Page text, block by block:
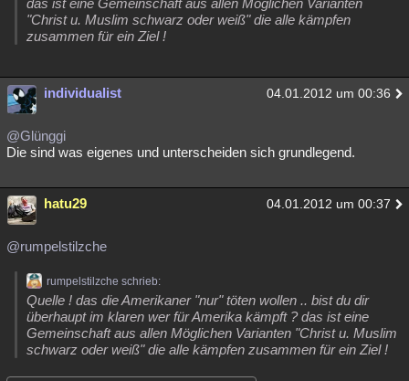
das ist eine Gemeinschaft aus allen Möglichen Varianten
"Christ u. Muslim schwarz oder weiß" die alle kämpfen
zusammen für ein Ziel !
individualist 04.01.2012 um 00:36
@Glünggi
Die sind was eigenes und unterscheiden sich grundlegend.
hatu29 04.01.2012 um 00:37
@rumpelstilzche
rumpelstilzche schrieb:
Quelle ! das die Amerikaner "nur" töten wollen .. bist du dir
überhaupt im klaren wer für Amerika kämpft ? das ist eine
Gemeinschaft aus allen Möglichen Varianten "Christ u. Muslim
schwarz oder weiß" die alle kämpfen zusammen für ein Ziel !